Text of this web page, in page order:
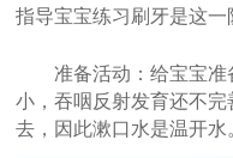
指导宝宝练习刷牙是这一
准备活动：给宝宝准
小，吞咽反射发育还不
去，因此漱口水是温开水